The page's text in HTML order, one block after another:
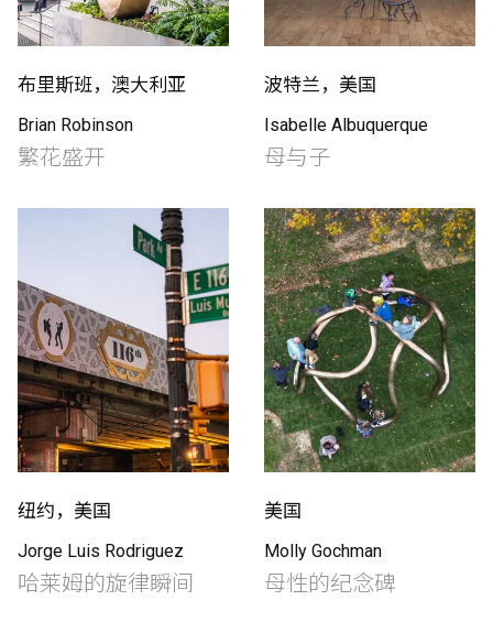
布里斯班，澳大利亚
Brian Robinson
繁花盛开
波特兰，美国
Isabelle Albuquerque
母与子
纽约，美国
Jorge Luis Rodriguez
哈莱姆的旋律瞬间
美国
Molly Gochman
母性的纪念碑